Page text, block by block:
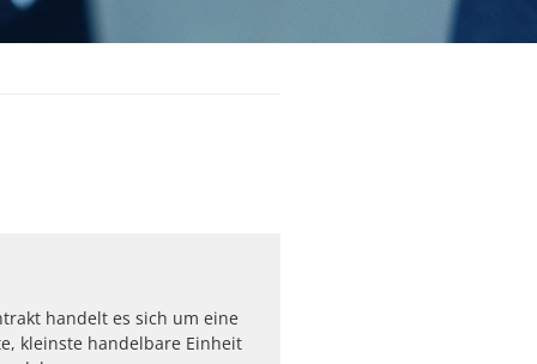
handelt es sich um eine
kleinste handelbare Einheit